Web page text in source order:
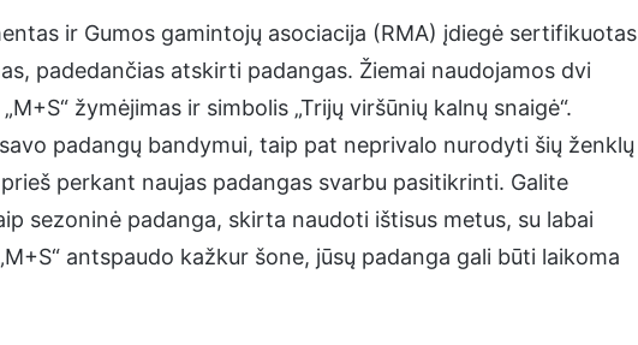
ir Gumos gamintojų asociacija (RMA) įdiegė sertifikuotas
padedančias atskirti padangas. Žiemai naudojamos dvi
žymėjimas ir simbolis „Trijų viršūnių kalnų snaigė“.
padangų bandymui, taip pat neprivalo nurodyti šių ženklų
perkant naujas padangas svarbu pasitikrinti. Galite
sezoninė padanga, skirta naudoti ištisus metus, su labai
antspaudo kažkur šone, jūsų padanga gali būti laikoma